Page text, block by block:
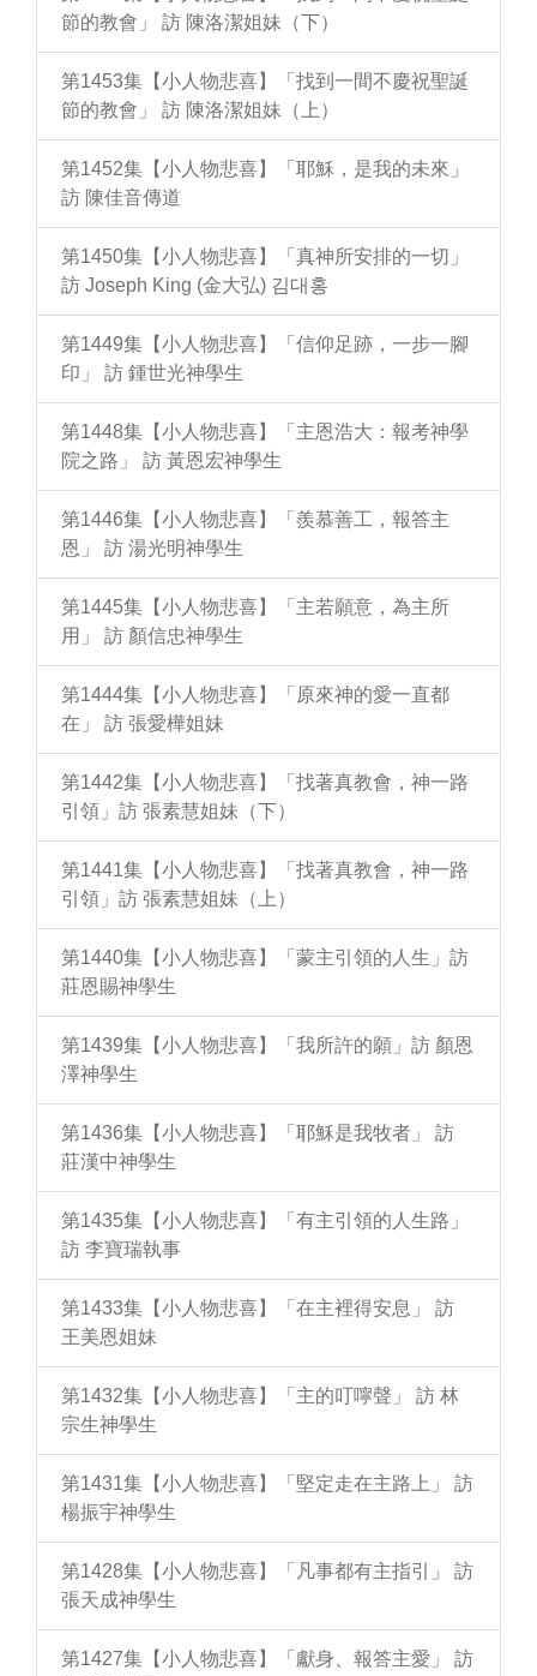
節的教會」 訪 陳洛潔姐妹（下）
第1453集【小人物悲喜】「找到一間不慶祝聖誕
節的教會」 訪 陳洛潔姐妹（上）
第1452集【小人物悲喜】「耶穌，是我的未來」
訪 陳佳音傳道
第1450集【小人物悲喜】「真神所安排的一切」
訪 Joseph King (金大弘) 김대홍
第1449集【小人物悲喜】「信仰足跡，一步一腳
印」 訪 鍾世光神學生
第1448集【小人物悲喜】「主恩浩大：報考神學
院之路」 訪 黃恩宏神學生
第1446集【小人物悲喜】「羨慕善工，報答主
恩」 訪 湯光明神學生
第1445集【小人物悲喜】「主若願意，為主所
用」 訪 顏信忠神學生
第1444集【小人物悲喜】「原來神的愛一直都
在」 訪 張愛樺姐妹
第1442集【小人物悲喜】「找著真教會，神一路
引領」訪 張素慧姐妹（下）
第1441集【小人物悲喜】「找著真教會，神一路
引領」訪 張素慧姐妹（上）
第1440集【小人物悲喜】「蒙主引領的人生」訪
莊恩賜神學生
第1439集【小人物悲喜】「我所許的願」訪 顏恩
澤神學生
第1436集【小人物悲喜】「耶穌是我牧者」 訪
莊漢中神學生
第1435集【小人物悲喜】「有主引領的人生路」
訪 李寶瑞執事
第1433集【小人物悲喜】「在主裡得安息」 訪
王美恩姐妹
第1432集【小人物悲喜】「主的叮嚀聲」 訪 林
宗生神學生
第1431集【小人物悲喜】「堅定走在主路上」 訪
楊振宇神學生
第1428集【小人物悲喜】「凡事都有主指引」 訪
張天成神學生
第1427集【小人物悲喜】「獻身、報答主愛」 訪